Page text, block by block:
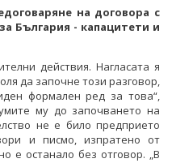
на договора с
България - капацитети и
действия. Нагласата я
да започне този разговор,
формален ред за това“,
му до започването на
не е било предприето
и писмо, изпратено от
е останало без отговор. „В